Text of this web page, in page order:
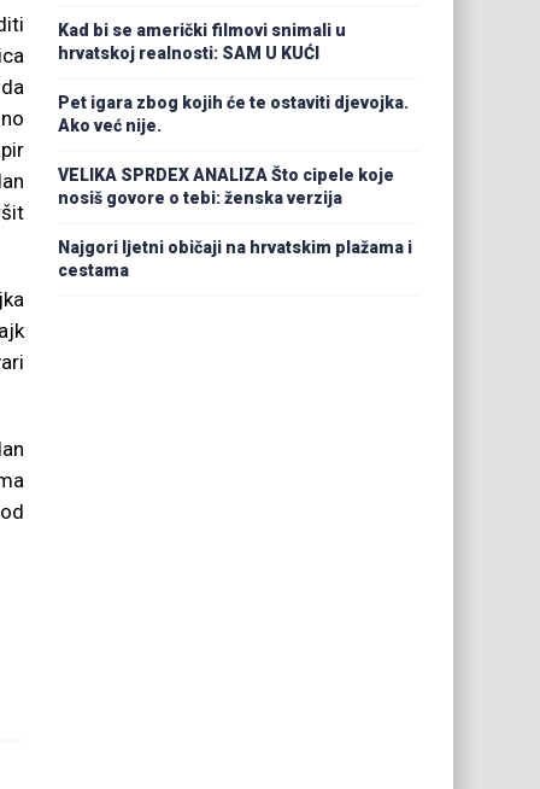
Kad bi se američki filmovi snimali u
hrvatskoj realnosti: SAM U KUĆI
Pet igara zbog kojih će te ostaviti djevojka.
Ako već nije.
VELIKA SPRDEX ANALIZA Što cipele koje
nosiš govore o tebi: ženska verzija
Najgori ljetni običaji na hrvatskim plažama i
cestama